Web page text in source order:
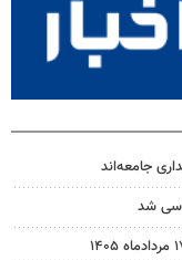
جامعه‌اند
شد